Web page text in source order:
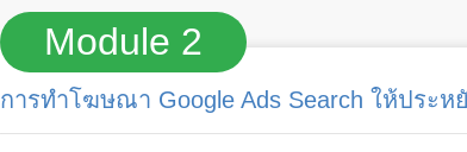
Module 2
การทำโฆษณา Google Ads Search ให้ประ